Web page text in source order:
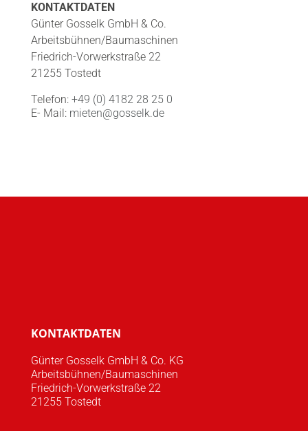
KONTAKTDATEN
Günter Gosselk GmbH & Co.
Arbeitsbühnen/Baumaschinen
Friedrich-Vorwerkstraße 22
21255 Tostedt
Telefon: +49 (0) 4182 28 25 0
E- Mail: mieten@gosselk.de
KONTAKTDATEN
Günter Gosselk GmbH & Co. KG
Arbeitsbühnen/Baumaschinen
Friedrich-Vorwerkstraße 22
21255 Tostedt